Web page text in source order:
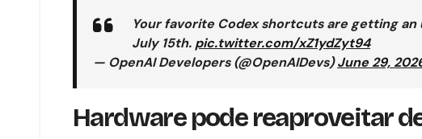
Your favorite Codex shortcuts are getting an
July 15th. pic.twitter.com/xZ1ydZyt94
— OpenAI Developers (@OpenAIDevs)June 29,
Hardware pode reaproveitar